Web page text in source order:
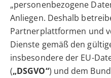
„personenbezogene
Anliegen. Deshalb
Partnerplattformen und
Dienste gemäß den
insbesondere der EU-
(„DSGVO“) und dem